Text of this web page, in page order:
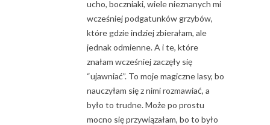
ucho, boczniaki, wiele nieznanych mi
wcześniej podgatunków grzybów,
które gdzie indziej zbierałam, ale
jednak odmienne. A i te, które
znałam wcześniej zaczęły się
“ujawniać”. To moje magiczne lasy, bo
nauczyłam się z nimi rozmawiać, a
było to trudne. Może po prostu
mocno się przywiązałam, bo to było